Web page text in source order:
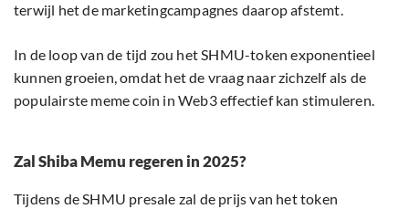
terwijl het de marketingcampagnes daarop afstemt.
In de loop van de tijd zou het SHMU-token exponentieel
kunnen groeien, omdat het de vraag naar zichzelf als de
populairste meme coin in Web3 effectief kan stimuleren.
Zal Shiba Memu regeren in 2025?
Tijdens de SHMU presale zal de prijs van het token